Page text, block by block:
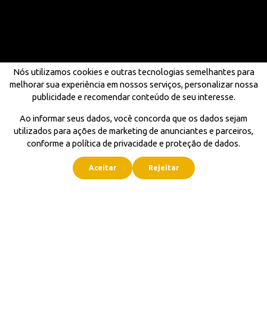
Nós utilizamos cookies e outras tecnologias semelhantes para
melhorar sua experiência em nossos serviços, personalizar nossa
publicidade e recomendar conteúdo de seu interesse.
Ao informar seus dados, você concorda que os dados sejam
utilizados para ações de marketing de anunciantes e parceiros,
conforme a política de privacidade e proteção de dados.
Aceitar Rejeitar